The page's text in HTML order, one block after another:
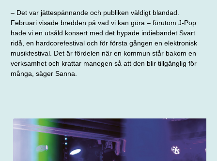
– Det var jättespännande och publiken väldigt blandad.
Februari visade bredden på vad vi kan göra – förutom J-Pop
hade vi en utsåld konsert med det hypade indiebandet Svart
ridå, en hardcorefestival och för första gången en elektronisk
musikfestival. Det är fördelen när en kommun står bakom en
verksamhet och krattar manegen så att den blir tillgänglig för
många, säger Sanna.